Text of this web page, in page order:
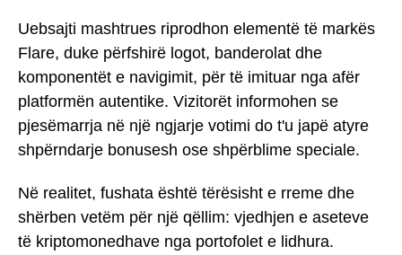
Uebsajti mashtrues riprodhon elementë të markës
Flare, duke përfshirë logot, banderolat dhe
komponentët e navigimit, për të imituar nga afër
platformën autentike. Vizitorët informohen se
pjesëmarrja në një ngjarje votimi do t'u japë atyre
shpërndarje bonusesh ose shpërblime speciale.
Në realitet, fushata është tërësisht e rreme dhe
shërben vetëm për një qëllim: vjedhjen e aseteve
të kriptomonedhave nga portofolet e lidhura.